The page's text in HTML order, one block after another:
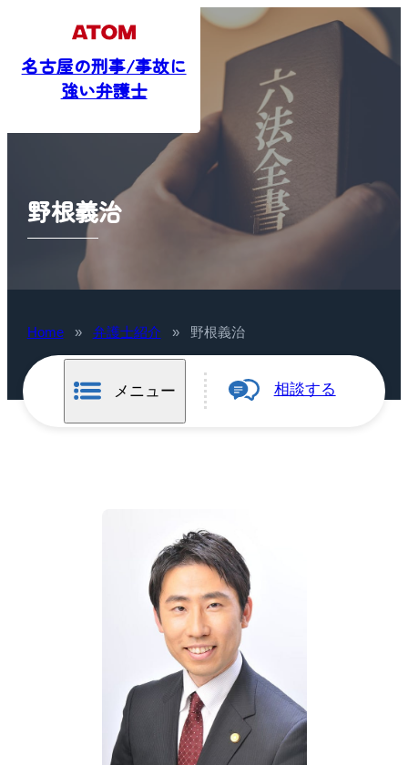
名古屋の刑事/事故に
野根義治
Home » 弁護士紹介 » 野根義治
メニュー 相談する